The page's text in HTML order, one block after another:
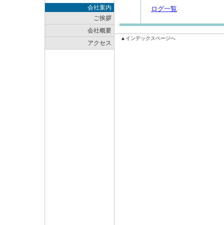
会社案内
ご挨拶
会社概要
アクセス
ログ一覧
▲インデックスページへ